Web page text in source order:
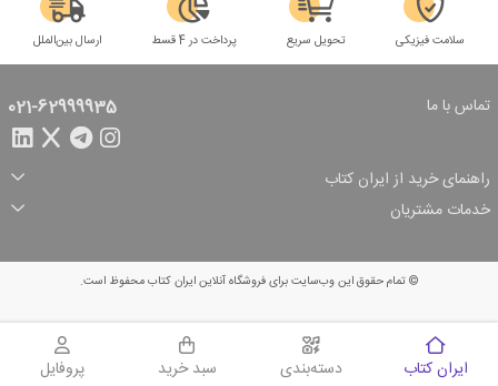
سلامت فیزیکی تحویل سریع پرداخت در 4 قسط ارسال بین‌الملل
تماس با ما 021-62999935
راهنمای خرید از ایران کتاب
ثبت سفارش
شرایط ارسال سفارش
شیوه پرداخت
تخفیف‌های خرید
خدمات مشتریان
© تمام حقوق این وب‌سایت برای فروشگاه آنلاین ایران کتاب محفوظ است.
ایران کتاب دسته‌بندی
سبد خرید
سبد خرید پروفایل